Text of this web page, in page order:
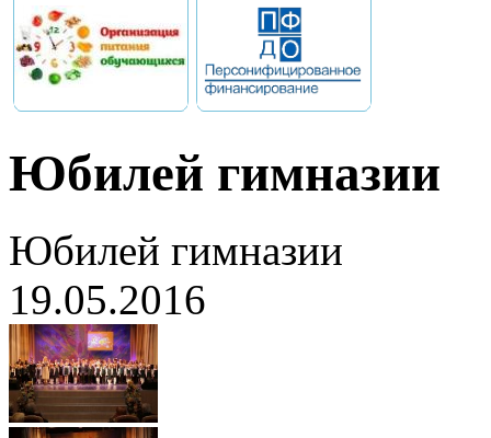
Юбилей гимназии
Юбилей гимназии
19.05.2016